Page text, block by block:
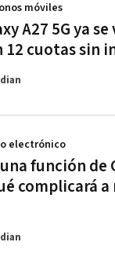
A27 5G ya
12 cuotas sin
móviles
función de
complicará a
electrónico